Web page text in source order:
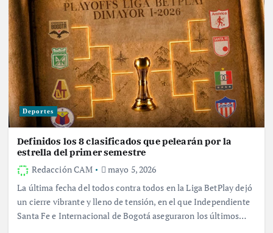
Deportes
Definidos los 8 clasificados que pelearán por la
estrella del primer semestre
Redacción CAM
mayo 5, 2026
La última fecha del todos contra todos en la Liga BetPlay dejó
un cierre vibrante y lleno de tensión, en el que Independiente
Santa Fe e Internacional de Bogotá aseguraron los últimos…